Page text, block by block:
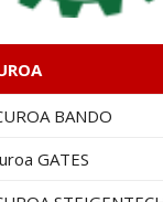
BANDO
GATES